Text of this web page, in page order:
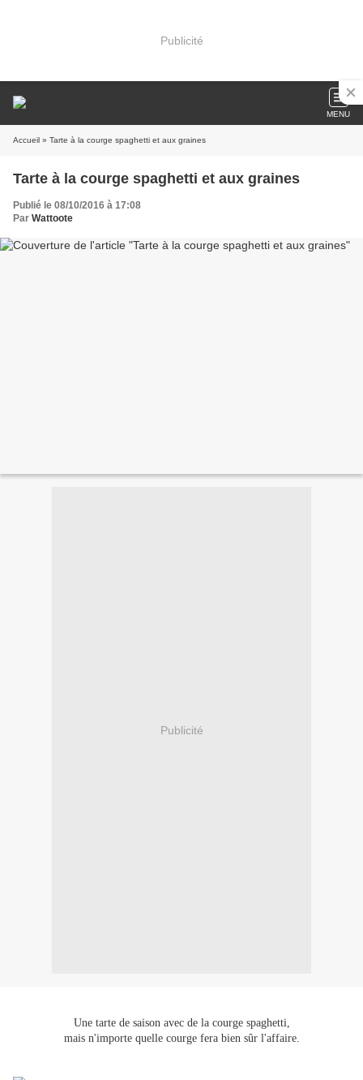
Publicité
MENU
Accueil » Tarte à la courge spaghetti et aux graines
Tarte à la courge spaghetti et aux graines
Publié le 08/10/2016 à 17:08
Par Wattoote
Publicité
Une tarte de saison avec de la courge spaghetti,
mais n'importe quelle courge fera bien sûr l'affaire.